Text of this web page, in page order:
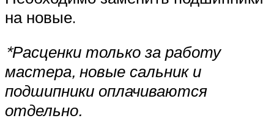
на новые.
*Расценки только за работу
мастера, новые сальник и
подшипники оплачиваются
отдельно.